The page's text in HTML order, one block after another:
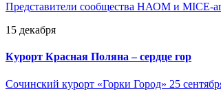
Представители сообщества НАОМ и MICE-
15 декабря
Курорт Красная Поляна – сердце гор
Сочинский курорт «Горки Город» 25